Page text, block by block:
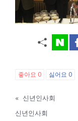
좋아요 0 싫어요 0
« 신년인사회
신년인사회